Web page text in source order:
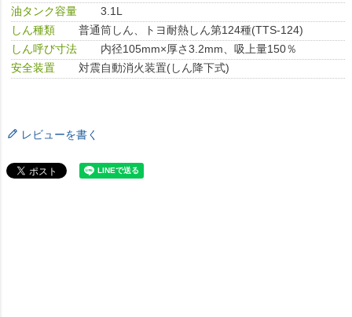
油タンク容量
3.1L
しん種類
普通筒しん、トヨ耐熱しん第124種(TTS-124)
しん呼び寸法
内径105mm×厚さ3.2mm、吸上量150％
安全装置
対震自動消火装置(しん降下式)
レビューを書く